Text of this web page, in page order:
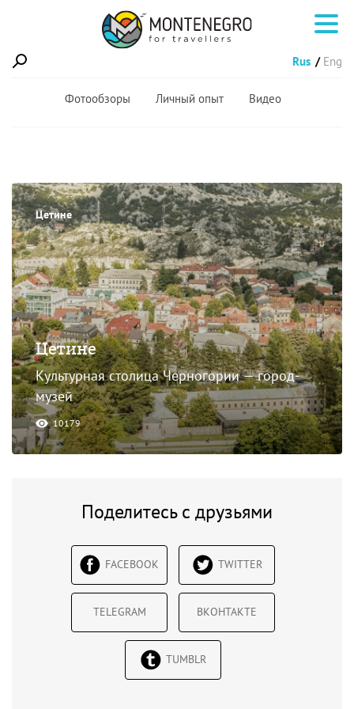
Rus Eng
Фотообзоры Личный опыт Видео
Цетине
Цетине
Культурная столица Черногории — город-
музей
10179
Поделитесь с друзьями
FACEBOOK TWITTER
TELEGRAM ВКОНТАКТЕ
TUMBLR